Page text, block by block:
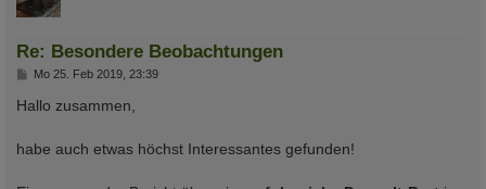
Re: Besondere Beobachtungen
B
i
t
a
g
Mo 25. Feb 2019, 23:39
Hallo zusammen,
habe auch etwas höchst Interessantes gefunden!